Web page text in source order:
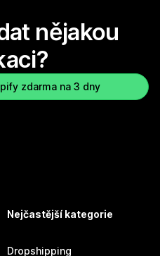
nějakou
zdarma na 3 dny
Nejčastější kategorie
Dropshipping